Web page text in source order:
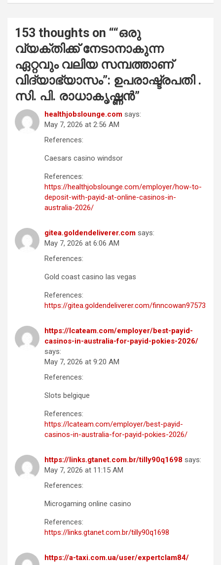
153 thoughts on ““ഒരു
വ്യക്തിക്ക് നേടാനാകുന്ന
ഏറ്റവും വലിയ സമ്പത്താണ്
വിദ്യാഭ്യാസം”: ഉപരാഷ്ട്രപതി .
സി. പി. രാധാകൃഷ്ണൻ”
healthjobslounge.com says:
May 7, 2026 at 2:56 AM
References:
Caesars casino windsor
References:
https://healthjobslounge.com/employer/how-to-
deposit-with-payid-at-online-casinos-in-
australia-2026/
gitea.goldendeliverer.com says:
May 7, 2026 at 6:06 AM
References:
Gold coast casino las vegas
References:
https://gitea.goldendeliverer.com/finncowan97573
https://lcateam.com/employer/best-payid-
casinos-in-australia-for-payid-pokies-2026/
says:
May 7, 2026 at 9:20 AM
References:
Slots belgique
References:
https://lcateam.com/employer/best-payid-
casinos-in-australia-for-payid-pokies-2026/
https://links.gtanet.com.br/tilly90q1698 says:
May 7, 2026 at 11:15 AM
References:
Microgaming online casino
References:
https://links.gtanet.com.br/tilly90q1698
https://a-taxi.com.ua/user/expertclam84/